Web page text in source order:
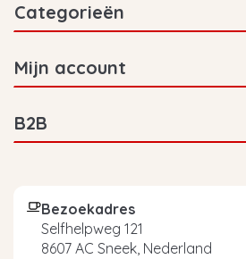
Categorieën
Mijn account
B2B
Bezoekadres
Selfhelpweg 121
8607 AC Sneek, Nederland